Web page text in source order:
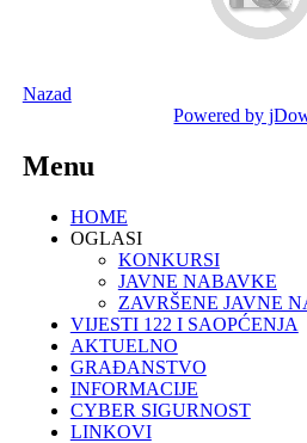
Nazad
Powered by
Menu
HOME
OGLASI
KONKURSI
JAVNE NABAVKE
ZAVRŠENE JAVNE
VIJESTI 122 I SAOPĆENJA
AKTUELNO
GRAĐANSTVO
INFORMACIJE
CYBER SIGURNOST
LINKOVI